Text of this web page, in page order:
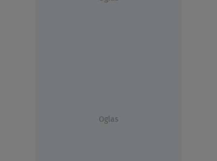
Oglas